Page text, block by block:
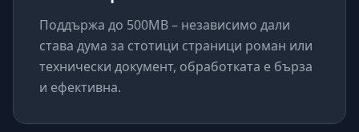
Поддържа до 500MB – независимо дали
става дума за стотици страници роман или
технически документ, обработката е бърза
и ефективна.